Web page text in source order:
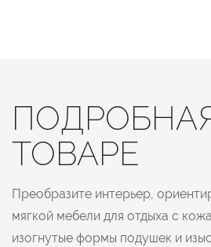
ТОВАРЕ
Преобразите интерьер,
мягкой мебели для отдыха с
изогнутые формы подушек и